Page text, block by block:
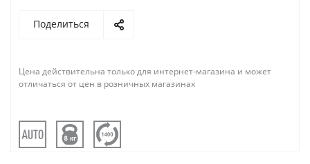
Поделиться
Цена действительна только для интернет-магазина и может
отличаться от цен в розничных магазинах